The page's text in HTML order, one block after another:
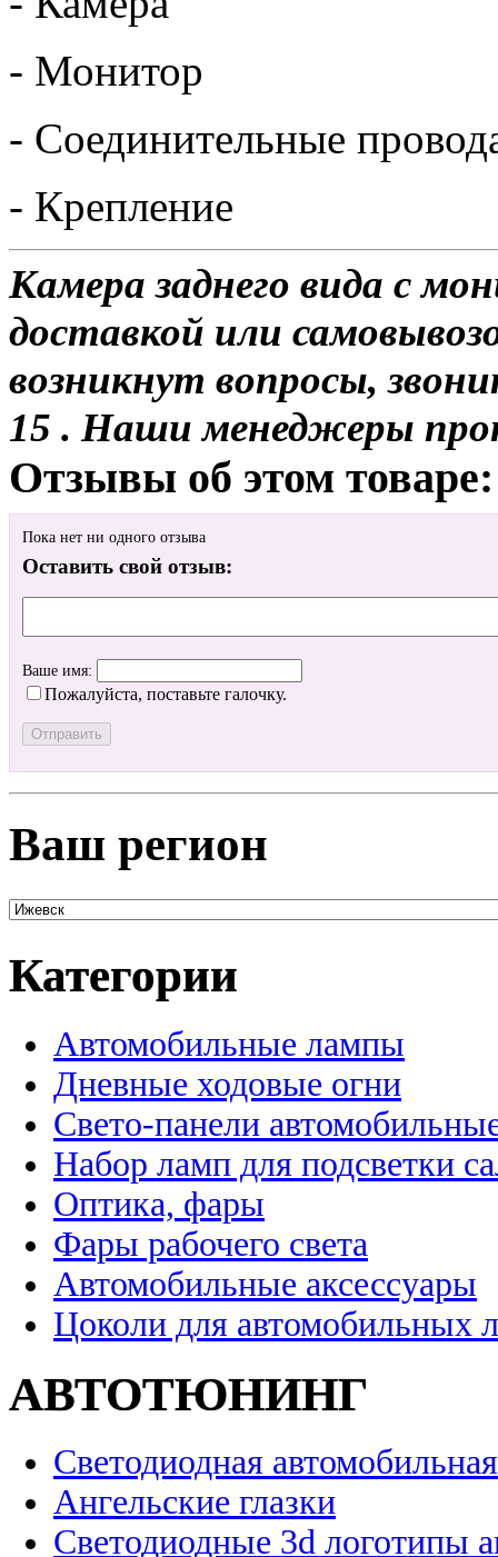
- Монитор
- Соединительные
- Крепление
Камера заднего вида с
доставкой или
возникнут вопросы,
15 . Наши менеджеры
Отзывы об этом товаре:
Пока нет ни одного отзыва
Оставить свой отзыв:
Ваше имя:
Пожалуйста, поставьте галочку.
Ваш регион
Категории
Автомобильные лампы
Дневные ходовые огни
Свето-панели
Набор ламп для подсветки
Оптика, фары
Фары рабочего света
Автомобильные аксессуары
Цоколи для автомобильных
АВТОТЮНИНГ
Светодиодная
Ангельские глазки
Светодиодные 3d логотипы